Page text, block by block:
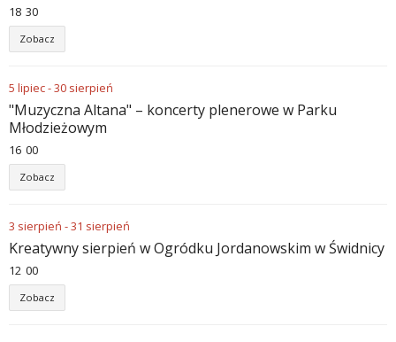
18 30
Zobacz
5 lipiec-30 sierpień
"Muzyczna Altana" – koncerty plenerowe w Parku
Młodzieżowym
16 00
Zobacz
3 sierpień -31 sierpień
Kreatywny sierpień w Ogródku Jordanowskim w Świdnicy
12 00
Zobacz